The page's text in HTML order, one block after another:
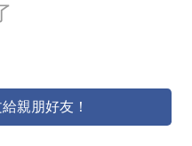
親朋好友！